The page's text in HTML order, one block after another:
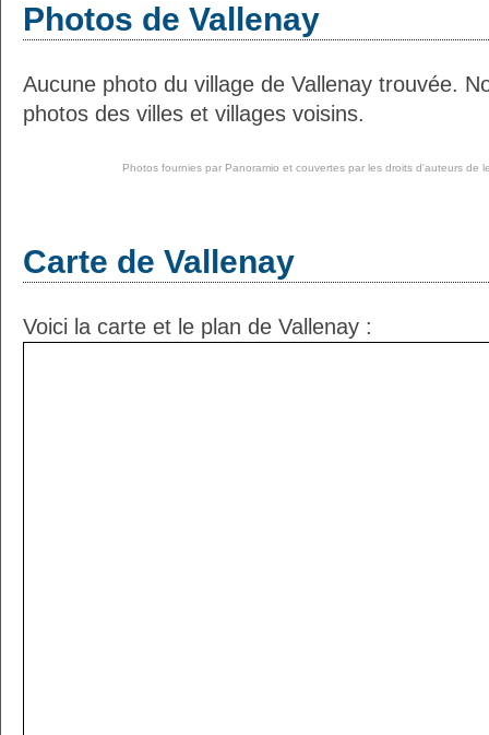
Photos de Vallenay
Aucune photo du village de Vallenay trouvée.
photos des villes et villages voisins.
Photos fournies par Panoramio et couvertes par les droits d'auteurs de
Carte de Vallenay
Voici la carte et le plan de Vallenay :